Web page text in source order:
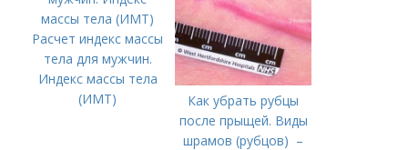
Расчет индекс массы
тела для мужчин.
Индекс массы тела
(ИМТ)
Как убрать рубцы
после прыщей. Виды
шрамов (рубцов) –